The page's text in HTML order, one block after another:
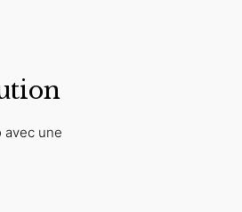
avec une